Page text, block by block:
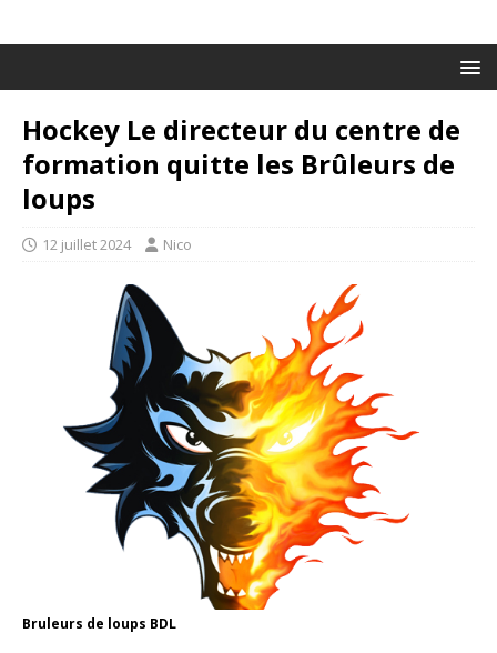
Hockey Le directeur du centre de
formation quitte les Brûleurs de
loups
12 juillet 2024 Nico
Bruleurs de loups BDL